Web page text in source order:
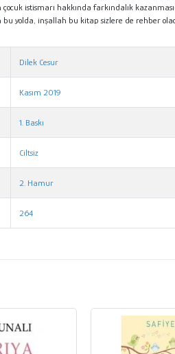
istismarı hakkında farkındalık
yolda, inşallah bu kitap sizlere de rehber
Dilek Cesur
Kasım 2019
1. Baskı
Ciltsiz
2. Hamur
264